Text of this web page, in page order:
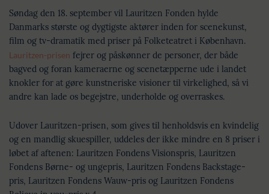
Søndag den 18. september vil Lauritzen Fonden hylde
Danmarks største og dygtigste aktører inden for scenekunst,
film og tv-dramatik med priser på Folketeatret i København.
Lauritzen-prisen fejrer og påskønner de personer, der både
bagved og foran kameraerne og scenetæpperne ude i landet
knokler for at gøre kunstneriske visioner til virkelighed, så vi
andre kan lade os begejstre, underholde og overraskes.
Udover Lauritzen-prisen, som gives til henholdsvis en kvindelig
og en mandlig skuespiller, uddeles der ikke mindre en 8 priser i
løbet af aftenen: Lauritzen Fondens Visionspris, Lauritzen
Fondens Børne- og ungepris, Lauritzen Fondens Backstage-
pris, Lauritzen Fondens Wauw-pris og Lauritzen Fondens